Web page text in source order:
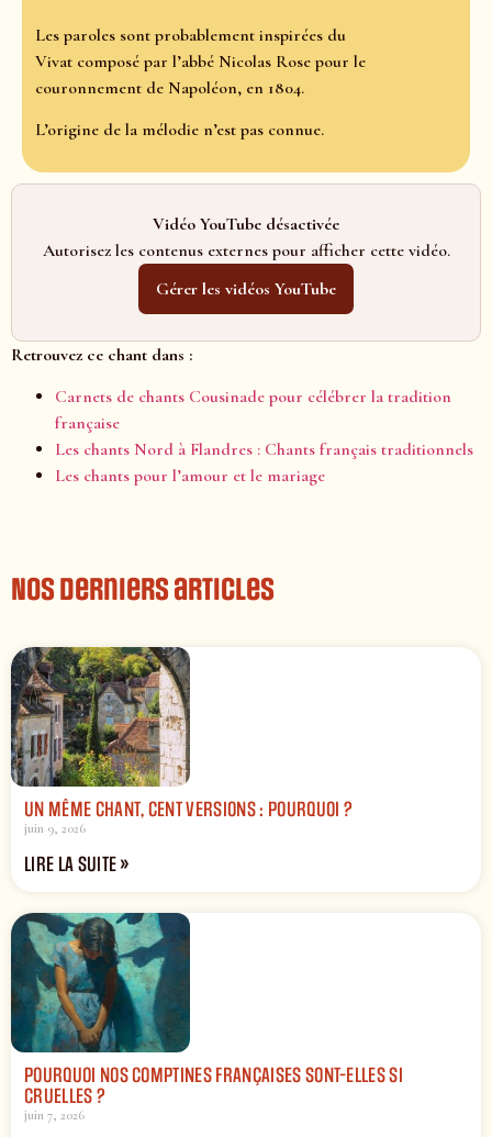
Les paroles sont probablement inspirées du
Vivat composé par l’abbé Nicolas Rose pour le
couronnement de Napoléon, en 1804.
L’origine de la mélodie n’est pas connue.
Vidéo YouTube désactivée
Autorisez les contenus externes pour afficher cette vidéo.
Gérer les vidéos YouTube
Retrouvez ce chant dans :
Carnets de chants Cousinade pour célébrer la tradition
française
Les chants Nord à Flandres : Chants français traditionnels
Les chants pour l’amour et le mariage
Nos derniers articles
UN MÊME CHANT, CENT VERSIONS : POURQUOI ?
juin 9, 2026
LIRE LA SUITE »
POURQUOI NOS COMPTINES FRANÇAISES SONT-ELLES SI
CRUELLES ?
juin 7, 2026